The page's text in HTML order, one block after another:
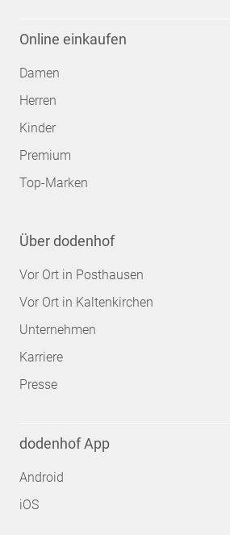
Online einkaufen
Damen
Herren
Kinder
Premium
Top-Marken
Über dodenhof
Vor Ort in Posthausen
Vor Ort in Kaltenkirchen
Unternehmen
Karriere
Presse
dodenhof App
Android
iOS